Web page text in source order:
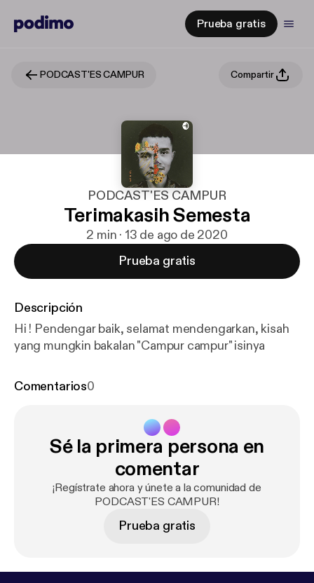
Prueba gratis
PODCAST'ES CAMPUR Compartir
PODCAST'ES CAMPUR
Terimakasih Semesta
2 min · 13 de ago de 2020
Prueba gratis
Descripción
Hi ! Pendengar baik, selamat mendengarkan, kisah
yang mungkin bakalan "Campur campur" isinya
Comentarios0
Sé la primera persona en
comentar
¡Regístrate ahora y únete a la comunidad de
PODCAST'ES CAMPUR!
Prueba gratis